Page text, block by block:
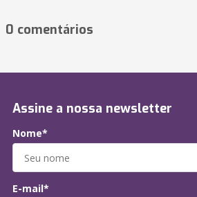
0 comentários
Assine a nossa newsletter
Nome*
E-mail*